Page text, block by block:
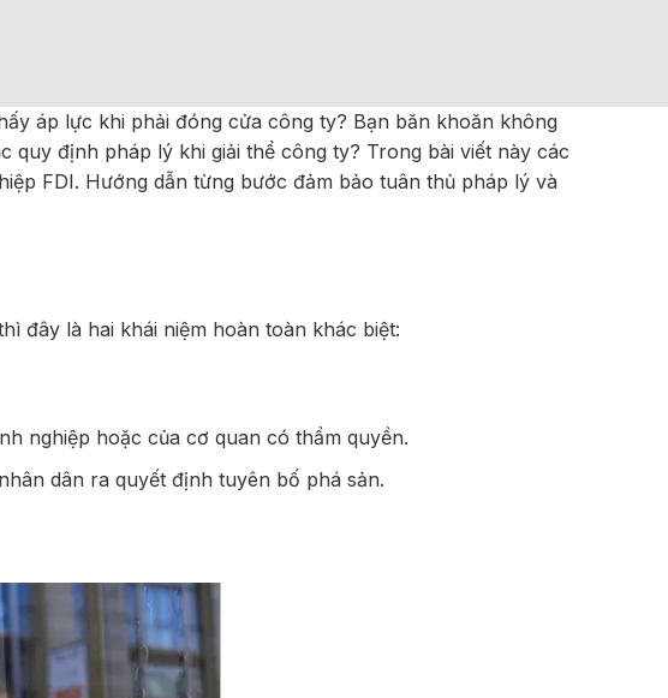
áp lực khi phải đóng cửa công ty? Bạn băn khoăn không
định pháp lý khi giải thể công ty? Trong bài viết này các
FDI. Hướng dẫn từng bước đảm bảo tuân thủ pháp lý và
đây là hai khái niệm hoàn toàn khác biệt:
nghiệp hoặc của cơ quan có thẩm quyền.
dân ra quyết định tuyên bố phá sản.